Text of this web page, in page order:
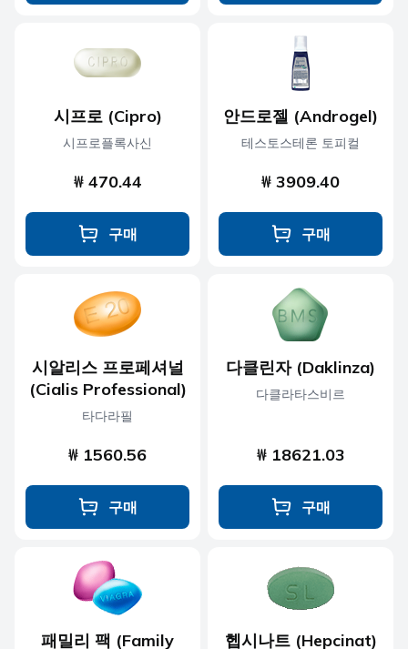
시프로 (Cipro)
시프로플록사신
₩ 470.44
구매
안드로젤 (Androgel)
테스토스테론 토피컬
₩ 3909.40
구매
시알리스 프로페셔널
(Cialis Professional)
타다라필
₩ 1560.56
구매
다클린자 (Daklinza)
다클라타스비르
₩ 18621.03
구매
패밀리 팩 (Family 헵시나트 (Hepcinat)